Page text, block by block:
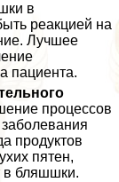
в
реакцией на
Лучшее
пациента.
процессов
продуктов
пятен,
в бляшшки.